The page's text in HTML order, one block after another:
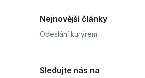
Nejnovější články
Odeslání kurýrem
Sledujte nás na